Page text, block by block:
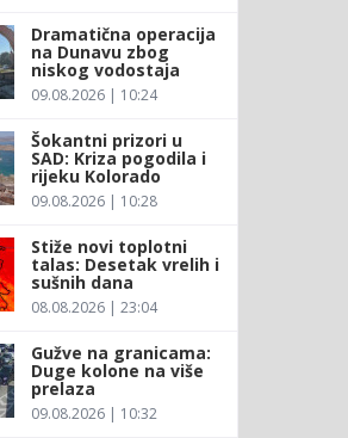
Dramatična operacija
na Dunavu zbog
niskog vodostaja
09.08.2026 | 10:24
Šokantni prizori u
SAD: Kriza pogodila i
rijeku Kolorado
09.08.2026 | 10:28
Stiže novi toplotni
talas: Desetak vrelih i
sušnih dana
08.08.2026 | 23:04
Gužve na granicama:
Duge kolone na više
prelaza
09.08.2026 | 10:32